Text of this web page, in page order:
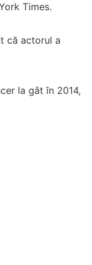
Times.
că actorul a
la gât în ​​2014,